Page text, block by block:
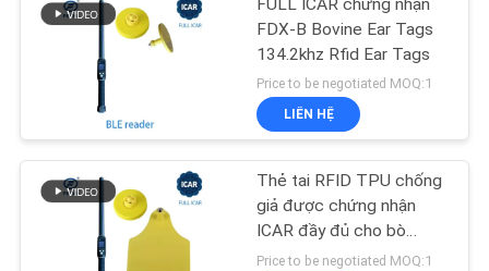
FDX-B Bovine Ear Tags
134.2khz Rfid Ear Tags
Price to be negotiated MOQ:1
LIÊN HỆ
Thẻ tai RFID TPU chống
giả được chứng nhận
ICAR đầy đủ cho bò
134.2khz
Price to be negotiated MOQ:1